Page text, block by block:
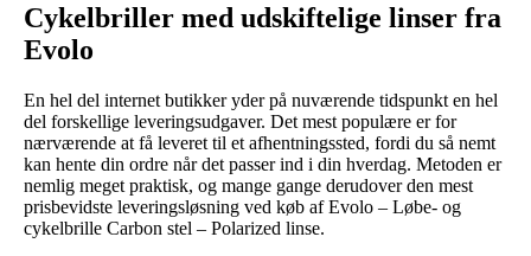
Cykelbriller med udskiftelige linser fra
Evolo
En hel del internet butikker yder på nuværende tidspunkt en hel
del forskellige leveringsudgaver. Det mest populære er for
nærværende at få leveret til et afhentningssted, fordi du så nemt
kan hente din ordre når det passer ind i din hverdag. Metoden er
nemlig meget praktisk, og mange gange derudover den mest
prisbevidste leveringsløsning ved køb af Evolo – Løbe- og
cykelbrille Carbon stel – Polarized linse.